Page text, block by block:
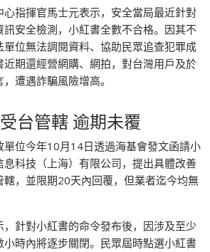
指揮官馬士元表示，安全當局最近針對
安全檢測，小紅書全數不合格。因其不
位無法調閱資料、協助民眾追查犯罪成
近期還經營網購、網拍，對台灣用戶及於
遭遇詐騙風險增高。
台管轄 逾期未覆
單位今年10月14日透過海基會發文函請小
科技（上海）有限公司，提出具體改善
轄，並限期20天內回覆，但業者迄今均無
針對小紅書的命令發布後，因涉及至少
時內將逐步關閉。民眾屆時點選小紅書